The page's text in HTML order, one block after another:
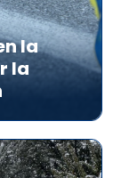
la
la